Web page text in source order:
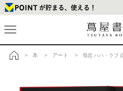
> 本 > アート > 母恋 ハハ・ラブ (新装